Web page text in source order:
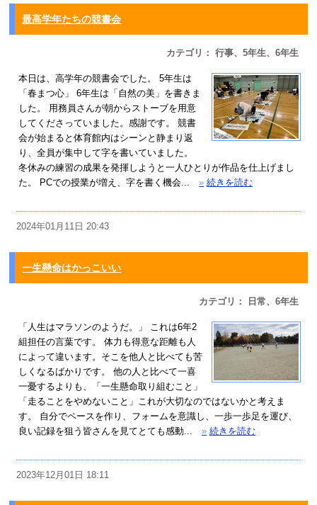
最高学年たちの競書会
カテゴリ： 行事、5年生、6年生
本日は、高学年の競書会でした。 5年生は
「春まつ心」 6年生は「自然の美」を書きま
した。 用務員さんが朝からストーブを用意
してくださっていました。感謝です。 競書
会が始まると体育館内はシーンと静まり返
り、全員が集中して字を書いていました。
冬休みの練習の成果を発揮しようと一人ひとりが作品を仕上げまし
た。 PCでの授業が増え、字を書く機会...
» 続きを読む
2024年01月11日 20:43
一生懸命はかっこいい
カテゴリ： 日常、6年生
「人生はマラソンのようだ。」 これは6年2
組担任の言葉です。 体力も得意な距離も人
によって違います。そこを他人と比べても苦
しくなるばかりです。 他の人と比べて一喜
一憂するよりも、「一生懸命取り組むこと」
「走ることをやめないこと」これが大切なのではないかと考えま
す。 自分でペースを作り、フォームを意識し、一歩一歩足を運び、
良い記録を狙う皆さんを見てとても感動...
» 続きを読む
2023年12月01日 18:11